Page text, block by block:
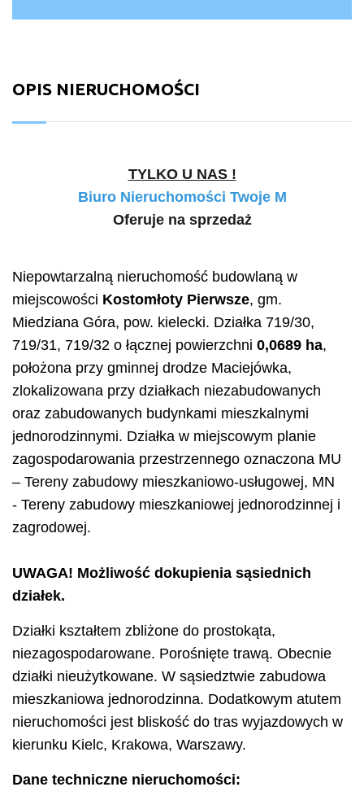
OPIS NIERUCHOMOŚCI
TYLKO U NAS !
Biuro Nieruchomości Twoje M
Oferuje na sprzedaż
Niepowtarzalną nieruchomość budowlaną w
miejscowości Kostomłoty Pierwsze, gm.
Miedziana Góra, pow. kielecki. Działka 719/30,
719/31, 719/32 o łącznej powierzchni 0,0689 ha,
położona przy gminnej drodze Maciejówka,
zlokalizowana przy działkach niezabudowanych
oraz zabudowanych budynkami mieszkalnymi
jednorodzinnymi. Działka w miejscowym planie
zagospodarowania przestrzennego oznaczona MU
– Tereny zabudowy mieszkaniowo-usługowej, MN
- Tereny zabudowy mieszkaniowej jednorodzinnej i
zagrodowej.
UWAGA! Możliwość dokupienia sąsiednich
działek.
Działki kształtem zbliżone do prostokąta,
niezagospodarowane. Porośnięte trawą. Obecnie
działki nieużytkowane. W sąsiedztwie zabudowa
mieszkaniowa jednorodzinna. Dodatkowym atutem
nieruchomości jest bliskość do tras wyjazdowych w
kierunku Kielc, Krakowa, Warszawy.
Dane techniczne nieruchomości: